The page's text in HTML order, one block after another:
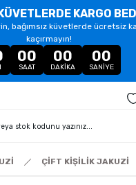
KARGO
bağımsız küvetlerde ücretsiz
kaçırmayın!
00
SAAT
00
DAKIKA
00
SANIYE
ÇİFT KİŞİLİK JAKUZİ